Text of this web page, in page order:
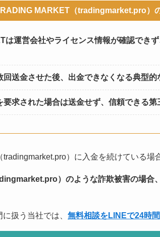
MARKET（tradingmarket.pro）
は運営会社やライセンス情報が確認でき
回送金させた後、出金できなくなる典型
求された場合は送金せず、信頼できる第
）に入金を続けている場
）のような詐欺被害の場合、
扱う当社では、 無料相談をLINEで24時